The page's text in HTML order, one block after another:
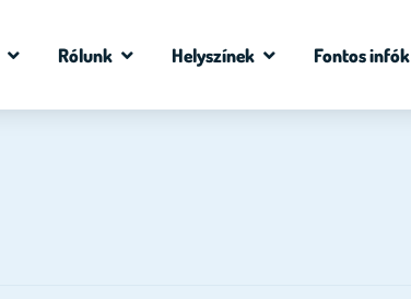
Rólunk Helyszínek Fontos infók